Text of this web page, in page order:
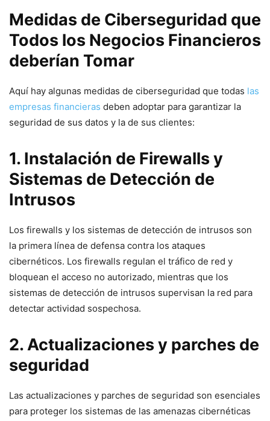
Medidas de Ciberseguridad que
Todos los Negocios Financieros
deberían Tomar
Aquí hay algunas medidas ⁣de ciberseguridad que todas las
empresas financieras deben adoptar para garantizar la
seguridad​ de sus datos ⁣y la⁣ de sus⁢ clientes:
1. Instalación de Firewalls y
Sistemas ​de Detección de
Intrusos
Los firewalls y ‌los sistemas de ⁢detección de intrusos‍ son
la primera ‍línea de defensa contra los ataques
cibernéticos. Los firewalls regulan el tráfico de red y
bloquean el acceso⁤ no autorizado,⁤ mientras que los
sistemas de detección de intrusos ⁢supervisan la red para
detectar actividad sospechosa.
2. Actualizaciones y ‌parches de​
seguridad
Las ⁤actualizaciones y parches de‍ seguridad son esenciales
para proteger los sistemas ⁢de las amenazas ⁢cibernéticas